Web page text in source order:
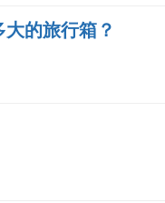
的旅行箱？